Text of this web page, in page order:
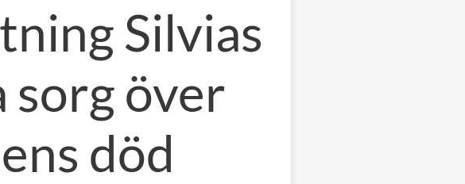
Silvias
sorg över
död